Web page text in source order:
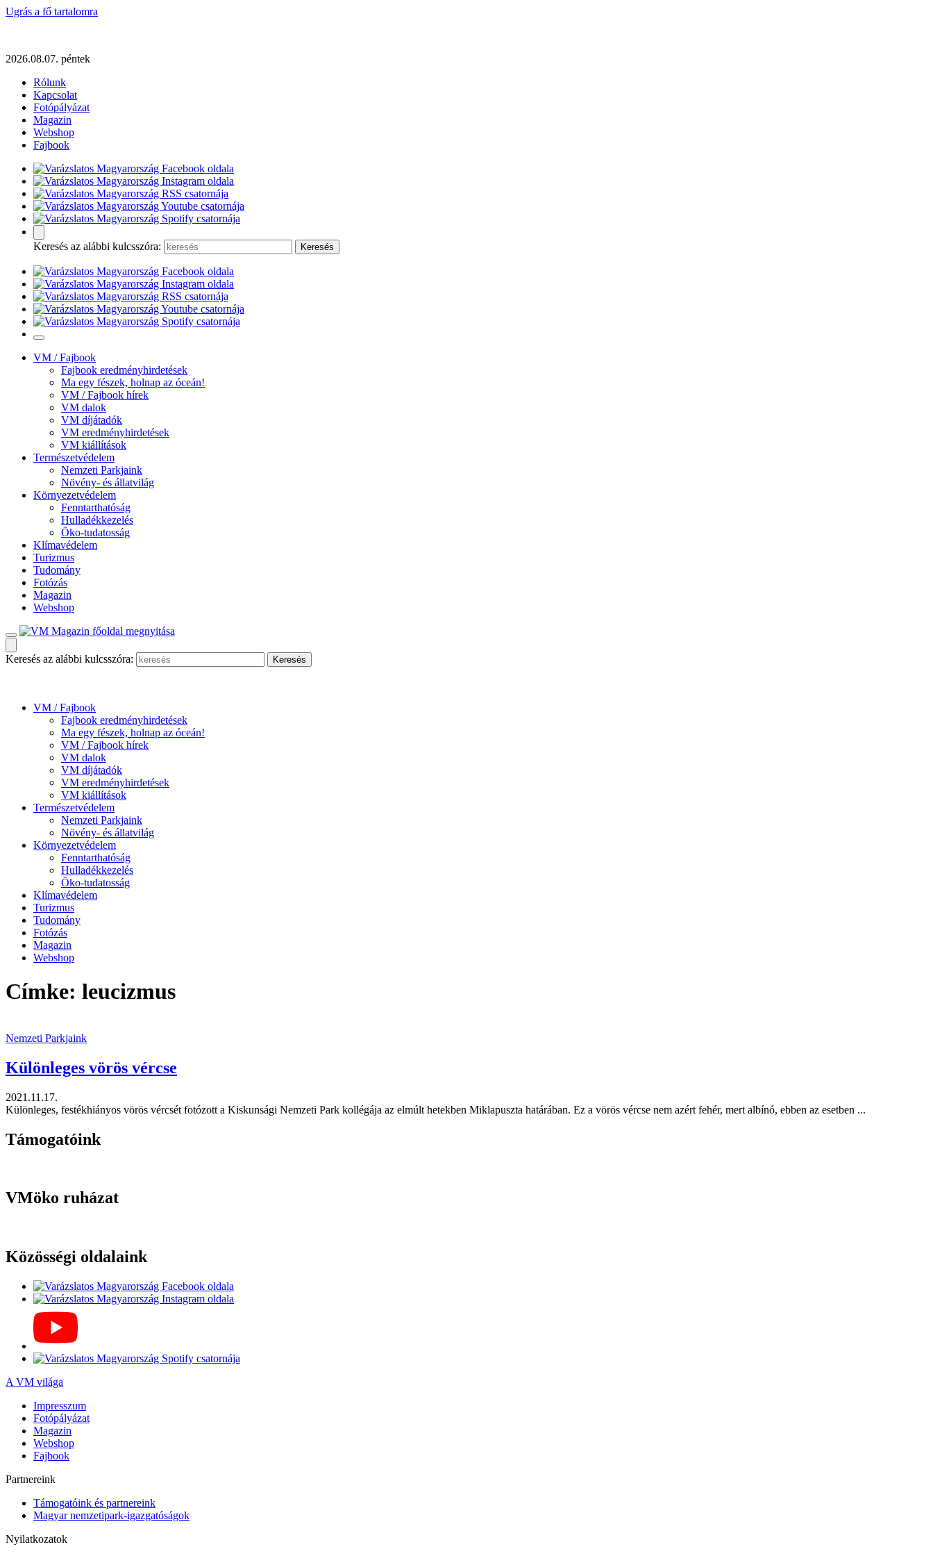
Ugrás a fő tartalomra
2026.08.07. péntek
Rólunk
Kapcsolat
Fotópályázat
Magazin
Webshop
Fajbook
Keresés az alábbi kulcsszóra:
VM / Fajbook
Fajbook eredményhirdetések
Ma egy fészek, holnap az óceán!
VM / Fajbook hírek
VM dalok
VM díjátadók
VM eredményhirdetések
VM kiállítások
Természetvédelem
Nemzeti Parkjaink
Növény- és állatvilág
Környezetvédelem
Fenntarthatóság
Hulladékkezelés
Öko-tudatosság
Klímavédelem
Turizmus
Tudomány
Fotózás
Magazin
Webshop
Keresés az alábbi kulcsszóra:
VM / Fajbook
Fajbook eredményhirdetések
Ma egy fészek, holnap az óceán!
VM / Fajbook hírek
VM dalok
VM díjátadók
VM eredményhirdetések
VM kiállítások
Természetvédelem
Nemzeti Parkjaink
Növény- és állatvilág
Környezetvédelem
Fenntarthatóság
Hulladékkezelés
Öko-tudatosság
Klímavédelem
Turizmus
Tudomány
Fotózás
Magazin
Webshop
Címke: leucizmus
Nemzeti Parkjaink
Különleges vörös vércse
2021.11.17.
Különleges, festékhiányos vörös vércsét fotózott a Kiskunsági Nemzeti Park kollégája az elmúlt hetekben Miklapuszta határában. Ez a vörös vércse nem azért fehér, mert albínó, ebben az esetben ...
Támogatóink
VMöko ruházat
Közösségi oldalaink
A VM világa
Impresszum
Fotópályázat
Magazin
Webshop
Fajbook
Partnereink
Támogatóink és partnereink
Magyar nemzetipark-igazgatóságok
Nyilatkozatok